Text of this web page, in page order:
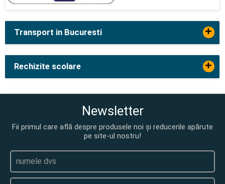
Transport in Bucuresti +
Rechizite scolare +
Newsletter
Fii primul care află despre produsele noi și reducerile apărute
pe site-ul nostru!